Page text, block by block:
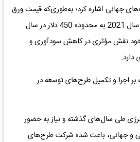
جهانی اشاره کرد؛ به‌طوری‌که قیمت ورق
جهانی از 1,042 دلار در سال 2021 به محدوده 450 دلار در سال
خود نقش مؤثری در کاهش سودآوری و
دارد.
بر اجرا و تکمیل طرح‌های توسعه در
طی سال‌های گذشته و نیاز به حضور
و جهانی، باعث شده شرکت طرح‌های